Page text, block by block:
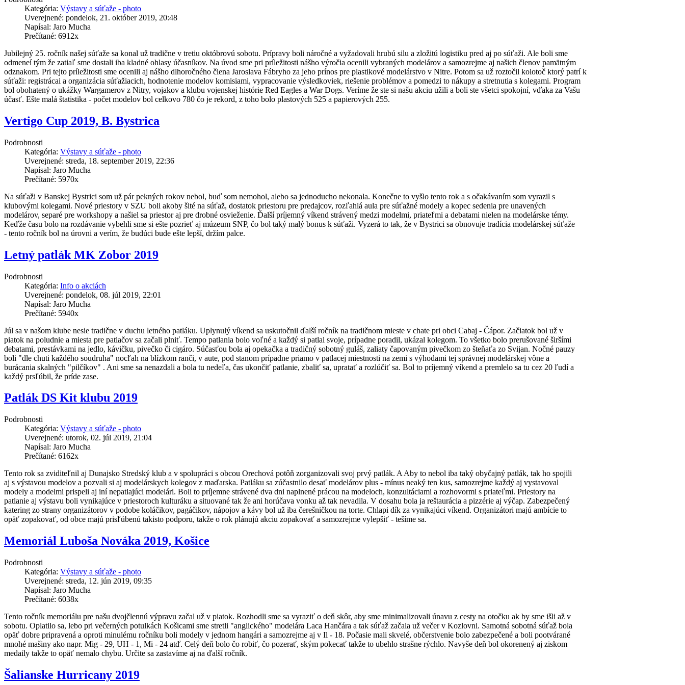
realizácii.
Kategória: Výstavy a súťaže - photo
Uverejnené: pondelok, 21. október 2019, 20:48
Napísal: Jaro Mucha
Prečítané: 6912x
Jubilejný 25. ročník našej súťaže sa konal už tradične v tretiu októbrovú sobotu. Prípravy boli náročné a vyžadovali hrubú silu a zložitú logistiku pred aj po súťaži. Ale boli sme
odmeneí tým že zatiaľ sme dostali iba kladné ohlasy účasníkov. Na úvod sme pri príležitosti nášho výročia ocenili vybraných modelárov a samozrejme aj našich členov pamätným
odznakom. Pri tejto príležitosti sme ocenili aj nášho dlhoročného člena Jaroslava Fábryho za jeho prínos pre plastikové modelárstvo v Nitre. Potom sa už roztočil kolotoč ktorý patrí k
súťaži: registrácai a organizácia súťažiacich, hodnotenie modelov komisiami, vypracovanie výsledkoviek, riešenie problémov a pomedzi to nákupy a stretnutia s kolegami. Program
bol obohatený o ukážky Wargamerov z Nitry, vojakov a klubu vojenskej histórie Red Eagles a War Dogs. Veríme že ste si našu akciu užili a boli ste všetci spokojní, vďaka za Vašu
účasť. Ešte malá štatistika - počet modelov bol celkovo 780 čo je rekord, z toho bolo plastových 525 a papierových 255.
Vertigo Cup 2019, B. Bystrica
Podrobnosti
Kategória: Výstavy a súťaže - photo
Uverejnené: streda, 18. september 2019, 22:36
Napísal: Jaro Mucha
Prečítané: 5970x
Na súťaži v Banskej Bystrici som už pár pekných rokov nebol, buď som nemohol, alebo sa jednoducho nekonala. Konečne to vyšlo tento rok a s očakávaním som vyrazil s
klubovými kolegami. Nové priestory v SZU boli akoby šité na súťaž, dostatok priestoru pre predajcov, rozľahlá aula pre súťažné modely a kopec sedenia pre unavených
modelárov, separé pre workshopy a našiel sa priestor aj pre drobné osvieženie. Ďalší príjemný víkend strávený medzi modelmi, priateľmi a debatami nielen na modelárske témy.
Keďže času bolo na rozdávanie vybehli sme si ešte pozrieť aj múzeum SNP, čo bol taký malý bonus k súťaži. Vyzerá to tak, že v Bystrici sa obnovuje tradícia modelárskej súťaže
- tento ročník bol na úrovni a verím, že budúci bude ešte lepší, držím palce.
Letný patlák MK Zobor 2019
Podrobnosti
Kategória: Info o akciách
Uverejnené: pondelok, 08. júl 2019, 22:01
Napísal: Jaro Mucha
Prečítané: 5940x
Júl sa v našom klube nesie tradične v duchu letného patláku. Uplynulý víkend sa uskutočnil ďalší ročník na tradičnom mieste v chate pri obci Cabaj - Čápor. Začiatok bol už v
piatok na poludnie a miesta pre patlačov sa začali plniť. Tempo patlania bolo voľné a každý si patlal svoje, prípadne poradil, ukázal kolegom. To všetko bolo prerušované širšími
debatami, prestávkami na jedlo, kávičku, pivečko či cigáro. Súčasťou bola aj opekačka a tradičný sobotný guláš, zaliaty čapovaným pivečkom zo šteňaťa zo Svijan. Nočné pauzy
boli "dle chuti každého soudruha" nocľah na blízkom ranči, v aute, pod stanom prípadne priamo v patlacej miestnosti na zemi s výhodami tej správnej modelárskej vône a
burácania skalných "pilčíkov" . Ani sme sa nenazdali a bola tu nedeľa, čas ukončiť patlanie, zbaliť sa, upratať a rozlúčiť sa. Bol to príjemný víkend a premlelo sa tu cez 20 ľudí a
každý prsľúbil, že príde zase.
Patlák DS Kit klubu 2019
Podrobnosti
Kategória: Výstavy a súťaže - photo
Uverejnené: utorok, 02. júl 2019, 21:04
Napísal: Jaro Mucha
Prečítané: 6162x
Tento rok sa zviditeľnil aj Dunajsko Stredský klub a v spolupráci s obcou Orechová potôň zorganizovali svoj prvý patlák. A Aby to nebol iba taký obyčajný patlák, tak ho spojili
aj s výstavou modelov a pozvali si aj modelárskych kolegov z maďarska. Patláku sa zúčastnilo desať modelárov plus - mínus neaký ten kus, samozrejme každý aj vystavoval
modely a modelmi prispeli aj iní nepatlajúci modelári. Boli to príjemne strávené dva dni naplnené prácou na modeloch, konzultáciami a rozhovormi s priateľmi. Priestory na
patlanie aj výstavu boli vynikajúce v priestoroch kulturáku a situované tak že ani horúčava vonku až tak nevadila. V dosahu bola ja reštaurácia a pizzérie aj výčap. Zabezpečený
katering zo strany organizátorov v podobe koláčikov, pagáčikov, nápojov a kávy bol už iba čerešničkou na torte. Chlapi dík za vynikajúci víkend. Organizátori majú ambície to
opäť zopakovať, od obce majú prisľúbenú takisto podporu, takže o rok plánujú akciu zopakovať a samozrejme vylepšiť - tešíme sa.
Memoriál Luboša Nováka 2019, Košice
Podrobnosti
Kategória: Výstavy a súťaže - photo
Uverejnené: streda, 12. jún 2019, 09:35
Napísal: Jaro Mucha
Prečítané: 6038x
Tento ročník memoriálu pre našu dvojčlennú výpravu začal už v piatok. Rozhodli sme sa vyraziť o deň skôr, aby sme minimalizovali únavu z cesty na otočku ak by sme išli až v
sobotu. Oplatilo sa, lebo pri večerných potulkách Košicami sme stretli "anglického" modelára Laca Hančára a tak súťaž začala už večer v Kozlovni. Samotná sobotná súťaž bola
opäť dobre pripravená a oproti minulému ročníku boli modely v jednom hangári a samozrejme aj v Il - 18. Počasie mali skvelé, občerstvenie bolo zabezpečené a boli pootvárané
mnohé mašiny ako napr. Mig - 29, UH - 1, Mi - 24 atď. Celý deň bolo čo robiť, čo pozerať, ským pokecať takže to ubehlo strašne rýchlo. Navyše deň bol okorenený aj ziskom
medaily takže to opäť nemalo chybu. Určite sa zastavíme aj na ďalší ročník.
Šalianske Hurricany 2019